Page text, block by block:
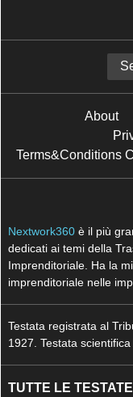
About
Terms&Conditions
Nextwork360è il più
dedicati ai temi della
Imprenditoriale. Ha la
imprenditoriale nelle
Testata registrata al
1927. Testata
TUTTE LE TESTATE